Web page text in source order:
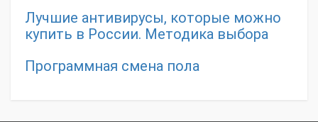
Лучшие антивирусы, которые можно
купить в России. Методика выбора
Программная смена пола